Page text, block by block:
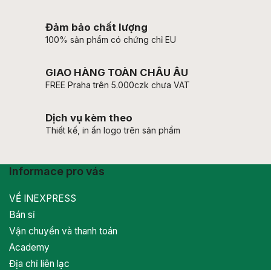
Đảm bảo chất lượng
100% sản phẩm có chứng chỉ EU
GIAO HÀNG TOÀN CHÂU ÂU
FREE Praha trên 5.000czk chưa VAT
Dịch vụ kèm theo
Thiết kế, in ấn logo trên sản phẩm
Informace pro vás
VỀ INEXPRESS
Bán sỉ
Vận chuyển và thanh toán
Academy
Địa chỉ liên lạc